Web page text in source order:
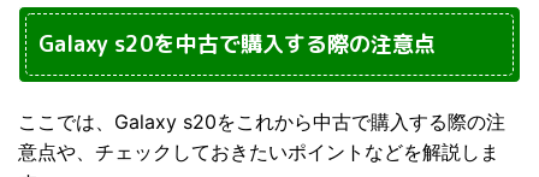
Galaxy s20を中古で購入する際の注意点
ここでは、Galaxy s20をこれから中古で購入する際の注
意点や、チェックしておきたいポイントなどを解説しま